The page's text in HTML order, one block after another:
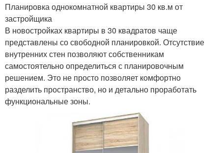
Планировка однокомнатной квартиры 30 кв.м от
застройщика
В новостройках квартиры в 30 квадратов чаще
представлены со свободной планировкой. Отсутствие
внутренних стен позволяют собственникам
самостоятельно определиться с планировочным
решением. Это не просто позволяет комфортно
разделить пространство, но и детально проработать
функциональные зоны.